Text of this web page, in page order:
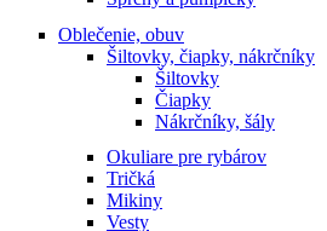
Oblečenie, obuv
Šiltovky, čiapky, nákrčníky
Šiltovky
Čiapky
Nákrčníky, šály
Okuliare pre rybárov
Tričká
Mikiny
Vesty